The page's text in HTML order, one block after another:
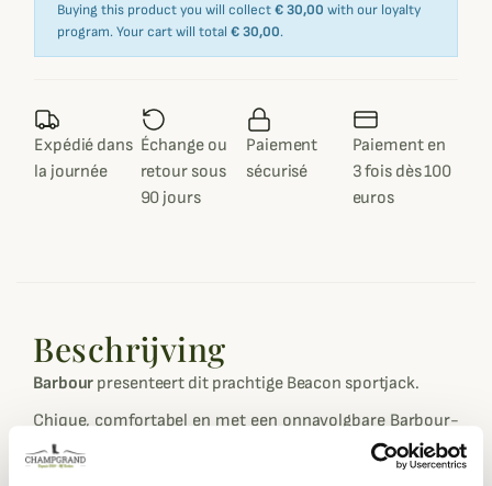
Buying this product you will collect€ 30,00 with our loyalty
program. Your cart will total € 30,00.
Expédié dans
la journée
Échange ou
retour sous
90 jours
Paiement
sécurisé
Paiement en
3 fois dès 100
euros
Beschrijving
Barbour presenteert dit prachtige Beacon sportjack.
Chique, comfortabel en met een onnavolgbare Barbour-
look. Het Beacon-jack werd speciaal gemaakt voor de
James Bond-film Skyfall, waar het werd gedragen door